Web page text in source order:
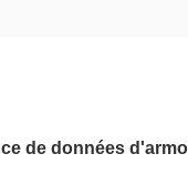
de données